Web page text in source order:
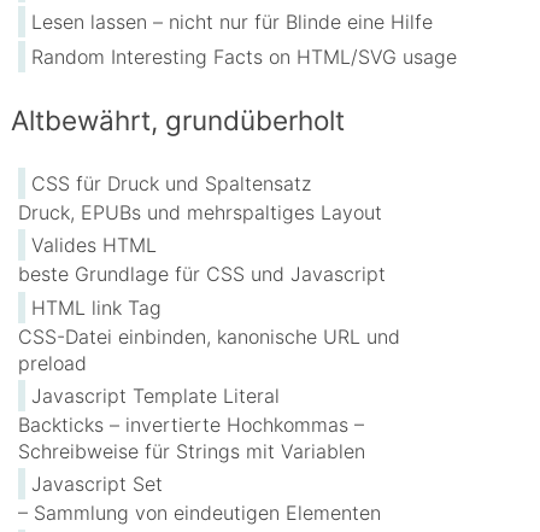
Lesen lassen – nicht nur für Blinde eine Hilfe
Random Interesting Facts on HTML/SVG usage
Altbewährt, grundüberholt
CSS für Druck und Spaltensatz
Druck, EPUBs und mehrspaltiges Layout
Valides HTML
beste Grundlage für CSS und Javascript
HTML link Tag
CSS-Datei einbinden, kanonische URL und
preload
Javascript Template Literal
Backticks – invertierte Hochkommas –
Schreibweise für Strings mit Variablen
Javascript Set
– Sammlung von eindeutigen Elementen